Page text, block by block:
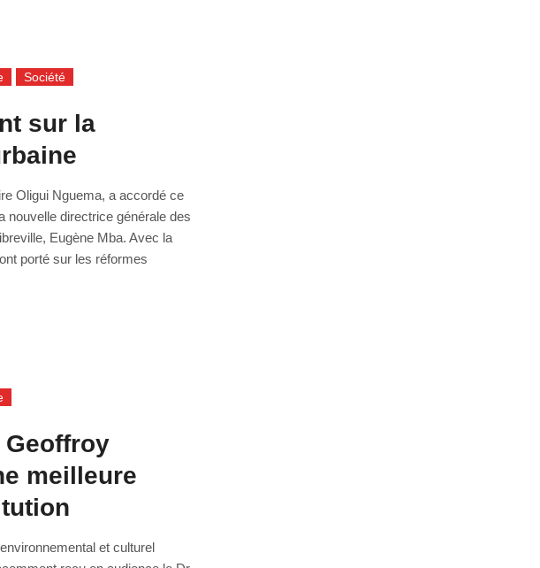
Société
sur la
Oligui Nguema, a accordé ce
nouvelle directrice générale des
Eugène Mba. Avec la
porté sur les réformes
meilleure
et culturel